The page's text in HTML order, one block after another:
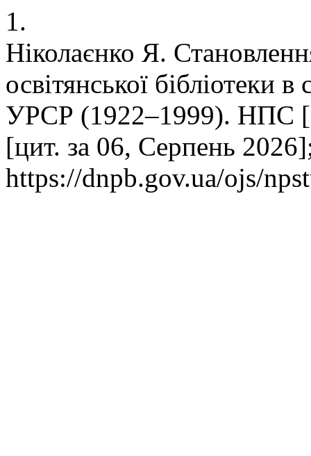
1.
Ніколаєнко Я.
освітянської бібліотеки в
УРСР (1922–1999). НПС
[цит. за 06, Серпень
https://dnpb.gov.ua/ojs/